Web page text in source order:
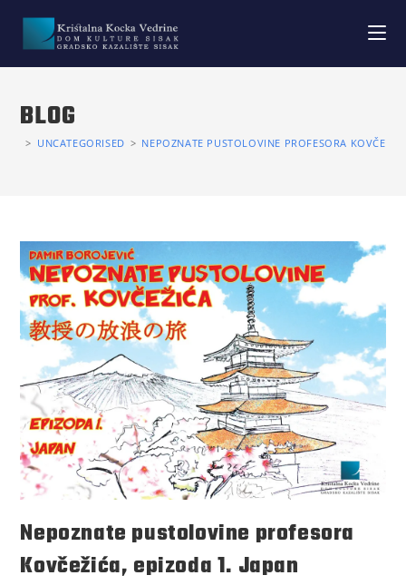
BLOG
> UNCATEGORISED > NEPOZNATE PUSTOLOVINE PROFESORA
Nepoznate pustolovine profesora
Kovčežića, epizoda 1. Japan